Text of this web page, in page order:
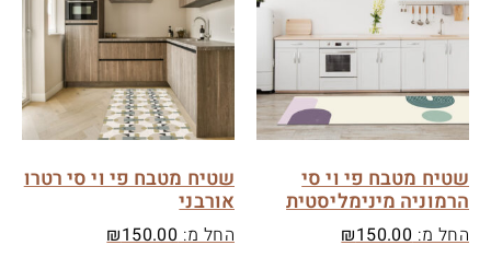
שטיח מטבח פי וי סי
הרמוניה מינימליסטית
החל מ: ₪150.00
שטיח מטבח פי וי סי רטרו
אורבני
החל מ: ₪150.00